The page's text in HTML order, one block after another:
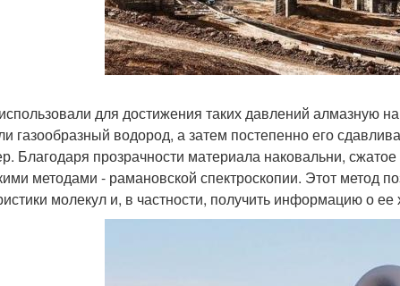
для достижения таких давлений алмазную
газообразный водород, а затем постепенно его
Благодаря прозрачности материала наковальни,
методами - рамановской спектроскопии. Этот метод
молекул и, в частности, получить информацию о ее